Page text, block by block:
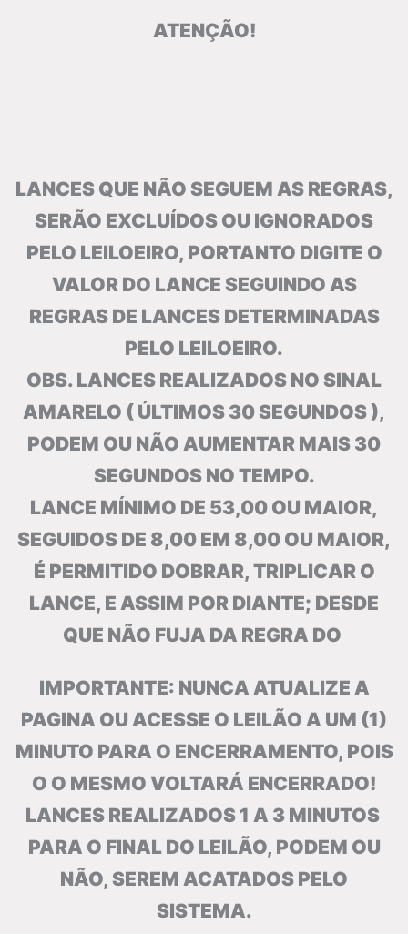
ATENÇÃO!
LANCES QUE NÃO SEGUEM AS REGRAS,
SERÃO EXCLUÍDOS OU IGNORADOS
PELO LEILOEIRO, PORTANTO DIGITE O
VALOR DO LANCE SEGUINDO AS
REGRAS DE LANCES DETERMINADAS
PELO LEILOEIRO.
OBS. LANCES REALIZADOS NO SINAL
AMARELO ( ÚLTIMOS 30 SEGUNDOS ),
PODEM OU NÃO AUMENTAR MAIS 30
SEGUNDOS NO TEMPO.
LANCE MÍNIMO DE 53,00 OU MAIOR,
SEGUIDOS DE 8,00 EM 8,00 OU MAIOR,
É PERMITIDO DOBRAR, TRIPLICAR O
LANCE, E ASSIM POR DIANTE; DESDE
QUE NÃO FUJA DA REGRA DO
IMPORTANTE: NUNCA ATUALIZE A
PAGINA OU ACESSE O LEILÃO A UM (1)
MINUTO PARA O ENCERRAMENTO, POIS
O O MESMO VOLTARÁ ENCERRADO!
LANCES REALIZADOS 1 A 3 MINUTOS
PARA O FINAL DO LEILÃO, PODEM OU
NÃO, SEREM ACATADOS PELO
SISTEMA.